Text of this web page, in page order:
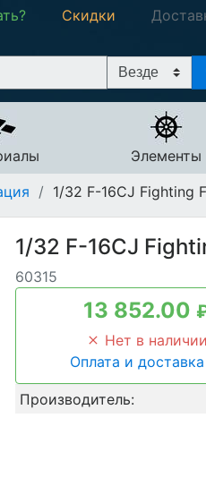
Скидки
Элементы
/ 1/32 F-16CJ Fighting
1/32 F-16CJ
60315
13 852.00
Нет в наличии
Оплата и доставка
Производитель: